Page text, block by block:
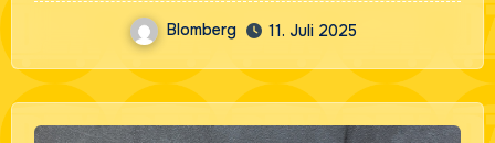
Blomberg 11. Juli 2025